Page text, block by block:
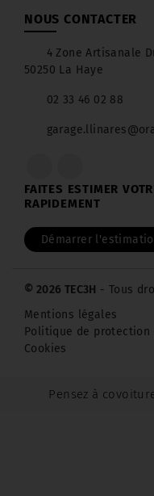
NOUS CONTACTER
4 Zone Artisanale
50250 La Haye
02 33 46 02 88
FAITES ESTIMER
RAPIDEMENT
Démarrer
© 2026 TEC3H - Tous
Mentions légales
Politique de protection
Cookies
Pensez à